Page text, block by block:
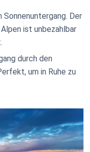
Sonnenuntergang. Der
ist unbezahlbar
durch den
um in Ruhe zu